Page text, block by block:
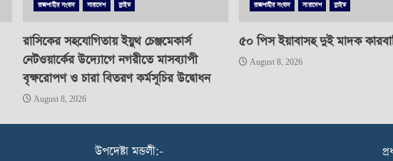
রাজশাহীর সংবাদ সারাদেশ স্লাইড
রাসিকের সহযোগিতায় ইয়ুথ চেঞ্জমেকার্স
নেটওয়ার্কের উদ্যোগে নগরীতে মাসব্যাপী
বৃক্ষরোপণ ও চারা বিতরণ কর্মসূচির উদ্বোধন
August 8, 2026
রাজশাহীর সংবাদ সারাদেশ স্লাইড
৫০ পিস ইয়াবাসহ দুই মাদক
August 8, 2026
উপদেষ্টা মন্ডলী:-